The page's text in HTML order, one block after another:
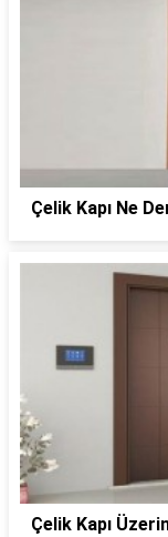
Çelik Kapı Ne
Çelik Kapı